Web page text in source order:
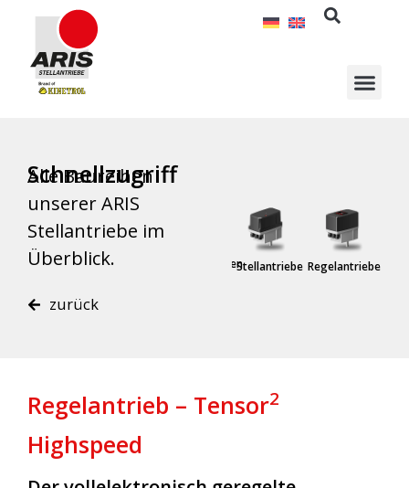
springen
Schnellzugriff
Alle Baureihen
unserer ARIS
Stellantriebe im
Überblick.
zurück
Lineare
SonderlösungenStellantriebe Regelantriebe
Regelantrieb – Tensor2
Highspeed